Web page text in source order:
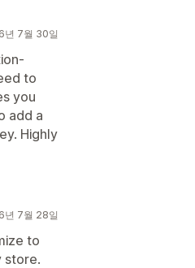
년 7월 30일
to
you
add a
Highly
년 7월 28일
to
store.